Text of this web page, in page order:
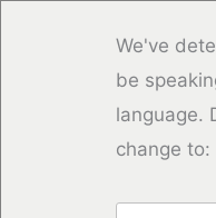
We've
be
language.
change to: